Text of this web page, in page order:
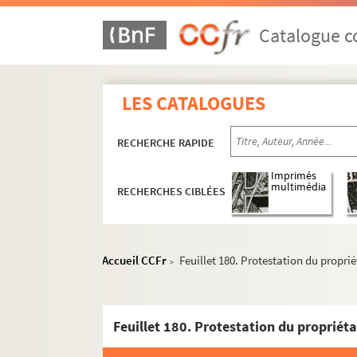
Catalogue
LES CATALOGUES
RECHERCHE RAPIDE
RECHERCHES CIBLÉES
Imprimés
multimédia
Accueil CCFr > Feuillet 180. Protestation du
Section A : séries 42 à 45, Monuments publics
Mayenne - Reine-Marguerite
Saint-Christophe - Vieille-Monnaie ; et